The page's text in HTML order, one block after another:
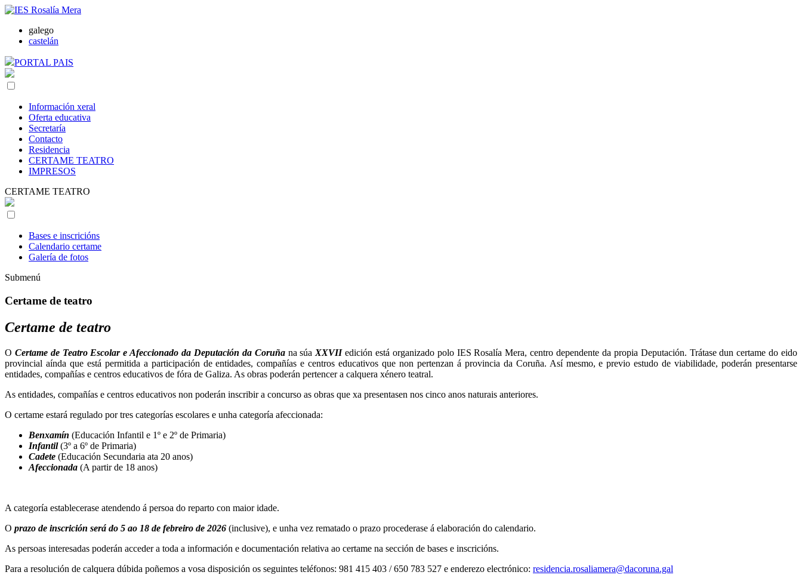
galego
castelán
PORTAL PAIS
Información xeral
Oferta educativa
Secretaría
Contacto
Residencia
CERTAME TEATRO
IMPRESOS
CERTAME TEATRO
Bases e inscricións
Calendario certame
Galería de fotos
Submenú
Certame de teatro
Certame de teatro
O Certame de Teatro Escolar e Afeccionado da Deputación da Coruñana súa XXVIIedición está organizado polo IES Rosalía Mera, centro dependente da propia Deputación. Trátase dun certame do eido
provincial aínda que está permitida a participación de entidades, compañías e centros educativos que non pertenzan á provincia da Coruña. Así mesmo, e previo estudo de viabilidade, poderán presentarse
entidades, compañías e centros educativos de fóra de Galiza. As obras poderán pertencer a calquera xénero teatral.
As entidades, compañías e centros educativos non poderán inscribir a concurso as obras que xa presentasen nos cinco anos naturais anteriores.
O certame estará regulado por tres categorías escolares e unha categoría afeccionada:
Benxamín (Educación Infantil e 1º e 2º de Primaria)
Infantil(3º a 6º de Primaria)
Cadete (Educación Secundaria ata 20 anos)
Afeccionada (A partir de 18 anos)
A categoría establecerase atendendo á persoa do reparto con maior idade.
O prazo de inscrición será do 5 ao 18 de febreiro de 2026 (inclusive), e unha vez rematado o prazo procederase á elaboración do calendario.
As persoas interesadas poderán acceder a toda a información e documentación relativa ao certame na sección de bases e inscricións.
Para a resolución de calquera dúbida poñemos a vosa disposición os seguintes teléfonos: 981 415 403 / 650 783 527 e enderezo electrónico: residencia.rosaliamera@dacoruna.gal